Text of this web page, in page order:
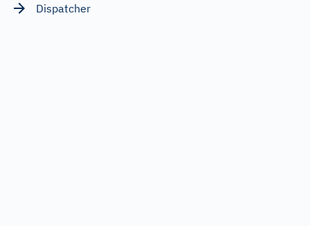
Dispatcher